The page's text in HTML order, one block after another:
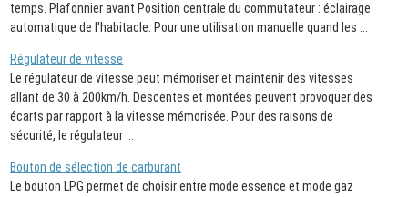
temps. Plafonnier avant Position centrale du commutateur : éclairage
automatique de l'habitacle. Pour une utilisation manuelle quand les ...
Régulateur de vitesse
Le régulateur de vitesse peut mémoriser et maintenir des vitesses
allant de 30 à 200km/h. Descentes et montées peuvent provoquer des
écarts par rapport à la vitesse mémorisée. Pour des raisons de
sécurité, le régulateur ...
Bouton de sélection de carburant
Le bouton LPG permet de choisir entre mode essence et mode gaz